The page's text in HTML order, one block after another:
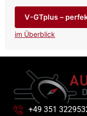
V-GTplus –
im Überblick
+49 351